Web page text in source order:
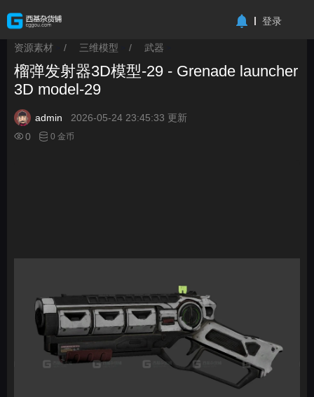
登录
资源素材 / 三维模型 / 武器
榴弹发射器3D模型-29 - Grenade launcher
3D model-29
admin
2026-05-24 23:45:33 更新
0
0 金币